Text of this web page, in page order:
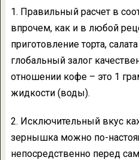
1. Правильный расчет в
впрочем, как и в любой
приготовление торта,
глобальный залог
отношении кофе – это 1
жидкости (воды).
2. Исключительный вкус
зернышка можно по-
непосредственно перед